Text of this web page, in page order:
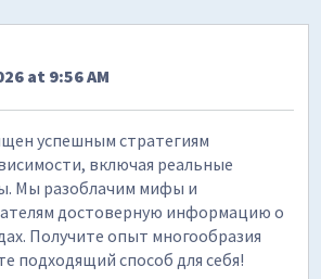
at 9:56 AM
успешным стратегиям
включая реальные
Мы разоблачим мифы и
достоверную информацию о
Получите опыт многообразия
подходящий способ для себя!